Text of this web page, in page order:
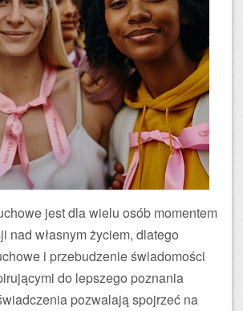
jest dla wielu osób momentem
nad własnym życiem, dlatego
i przebudzenie świadomości
do lepszego poznania
pozwalają spojrzeć na